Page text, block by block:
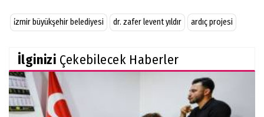
i̇zmir büyükşehir belediyesi dr. zafer levent yıldır ardıç projesi
İlginizi Çekebilecek Haberler